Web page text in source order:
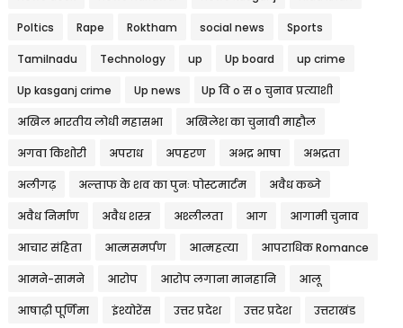
Poltics Rape Roktham social news Sports
Tamilnadu Technology up Up board up crime
Up kasganj crime Up news Up वि o स o चुनाव प्रत्याशी
अखिल भारतीय लोधी महासभा अखिलेश का चुनावी माहौल
अगवा किशोरी अपराध अपहरण अभद्र भाषा अभद्रता
अलीगढ़ अल्ताफ के शव का पुनः पोस्टमार्टम अवैध कब्जे
अवैध निर्माण अवैध शस्त्र अश्लीलता आग आगामी चुनाव
आचार संहिता आत्मसमर्पण आत्महत्या आपराधिक Romance
आमने-सामने आरोप आरोप लगाना मानहानि आलू
आषाढ़ी पूर्णिमा इंश्योरेंस उत्तर प्रदेश उत्तर प्रदेश उत्तराखंड